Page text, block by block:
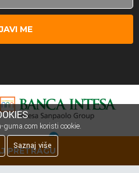
PRETRAGU
ME
koristi cookie.
Saznaj više